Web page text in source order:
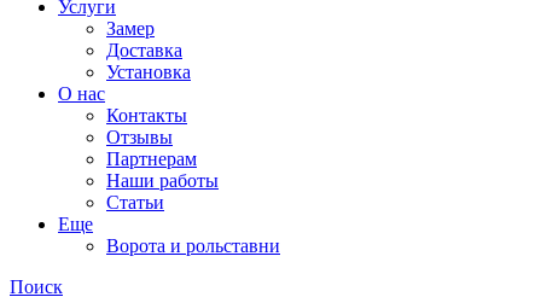
Услуги
Замер
Доставка
Установка
О нас
Контакты
Отзывы
Партнерам
Наши работы
Статьи
Еще
Ворота и рольставни
Поиск